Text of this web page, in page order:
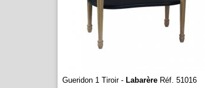
Gueridon 1 Tiroir - Labarère Réf. 51016